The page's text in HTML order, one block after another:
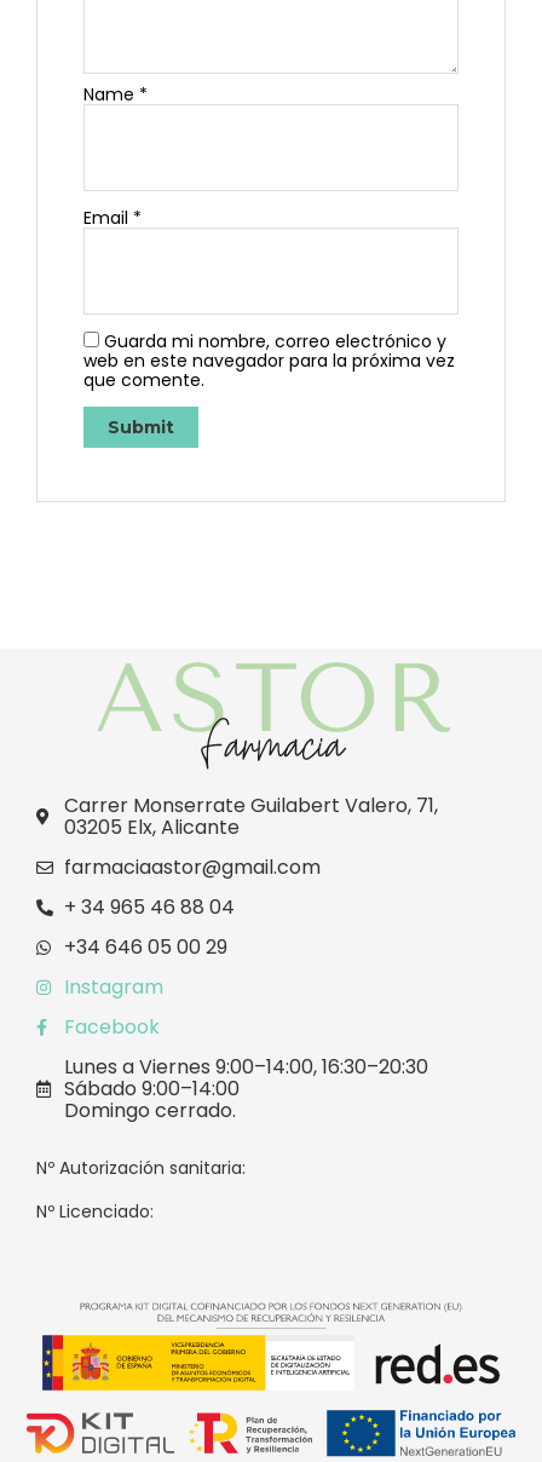
Name *
Email *
Guarda mi nombre, correo electrónico y
web en este navegador para la próxima vez
que comente.
Carrer Monserrate Guilabert Valero, 71,
03205 Elx, Alicante
farmaciaastor@gmail.com
+ 34 965 46 88 04
+34 646 05 00 29
Instagram
Facebook
Lunes a Viernes 9:00–14:00, 16:30–20:30
Sábado 9:00–14:00
Domingo cerrado.
Nº Autorización sanitaria:
Nº Licenciado: